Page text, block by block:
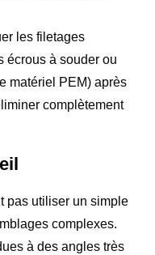
les filetages
écrous à souder ou
matériel PEM) après
complètement
pas utiliser un simple
complexes.
à des angles très